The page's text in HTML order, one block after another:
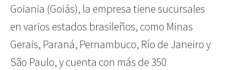
Goiania (Goiás), la empresa tiene sucursales
en varios estados brasileños, como Minas
Gerais, Paraná, Pernambuco, Río de Janeiro y
São Paulo, y cuenta con más de 350